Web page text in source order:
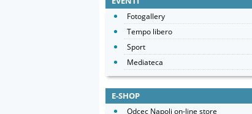
Fotogallery
Tempo libero
Sport
Mediateca
E-SHOP
Odcec Napoli on-line store